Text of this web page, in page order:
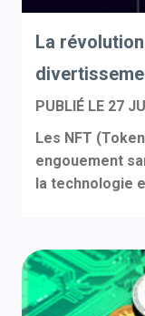
La
PUBLIÉ LE 27
Les NFT
engouement
la technologie